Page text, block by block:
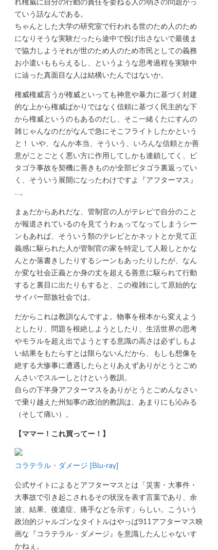
ていう話なんである。
ちゃんとした大学の研究室で行われる世のため人のため
になりそうな実験だったら途中で投げ出さないで最後ま
で協力しようそれが世のため人のため市民としての義務
お小遣いももらえるし、というような思考過程を実験中
に辿った真面目な人は結構いたんではないか。
権威権威言うが権威といっても神意や暴力に基づく封建
的な上から権威ばかりではなく信頼に基づく民主的な下
から権威というのもあるのだし、そこ一緒くたにすんの
雑じゃんなのだがなんで急にそこフライトしたかという
と！ いや、なんか本当、そういう、いろんな信頼とか善
意がことごとく悪い方に作用してしかも連鎖してく、ピ
タゴラ事故を契機に善きものが全部ピタゴラ裏返ってい
く、そういう展開になったわけですよ『アフターマス』
…。
まぁだからあれだな、管制官の人がテレビで自分のこと
が報道されているのを見てうわぁってなってしまうシー
ンもあれば、そういう類のテレビとかネットとか見て正
義感に駆られた人が管制官の家を特定して人殺しとかな
んとか落書きしたりするシーンもあったりしたが、なん
か変な社会正義とか身の丈を超える善意に駆られて行動
すると裏目に出たりもすると、この複雑にして原始的な
サイバー部族社会では。
だからこれは教訓なんですよ。物事を根本から変えよう
としたり、問題を根絶しようとしたり、生活世界の思考
やモラルを超え出でようとする意識の高さは必ずしもよ
い結果をもたらすとは限らないんだから、もしも想像を
絶する大惨事に遭遇したらとりあえずありがとうとごめ
んさいでスルーしとけという教訓。
自らの下半身アフターマスをありがとうとごめんなさい
で乗り越えた州知事の政治的教訓は、あまりにも沁みる
（そして痛い）。
【ママー！これ買ってー！】
コラテラル・ダメージ [Blu-ray]
公式サイトによるとアフターマスとは「災害・大事件・
大事故で引き起こされるその状況を表す言葉であり、余
波、結果、後遺症、痛手などを示す」らしい。こういう
政治的ジャルゴンなタイトルはやっぱ911アフターマス映
画な『コラテラル・ダメージ』を意識したんじゃないす
かねぇ。